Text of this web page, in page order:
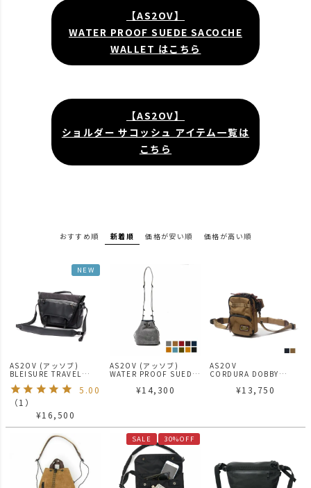
【AS2OV】
WATER PROOF SUEDE SACOCHE
WALLET はこちら
【AS2OV】
ショルダー サコッシュ アイテム一覧は
こちら
おすすめ順 新着順 価格が安い順 価格が高い順
NEW
AS2OV (アッソブ)
BLEISURE TRAVEL
SHOULDER / ブレジャ
ーシリーズ
5.00
（1 ）
¥16,500
AS2OV (アッソブ)
WATER PROOF SUEDE
SHOULDER / ミニ巾着
¥14,300
AS2OV
CORDURA DOBBY
SHOULDER ウォレット
¥13,750
SALE 30%OFF